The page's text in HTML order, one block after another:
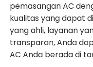
pemasangan AC
kualitas yang dapat
yang ahli, layanan
transparan, Anda
AC Anda berada di